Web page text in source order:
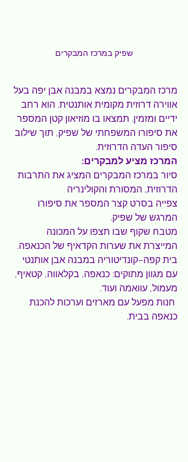
שפיק במרכז המבקרים
מרכז המבקרים נמצא במבנה אבן יפה בעל
אווירה דרוזית מקומית אותנטית. הוא רחב
ידיים ומזמין. תמצאו בו מוזיאון קטן המספר
את סיפורו המשפחתי של שפיק, תוך שילוב
סיפור העדה הדרוזית.
המרכז מציע למבקרים:
סיור במרכז המבקרים המציג את התרבות
הדרוזית, המסורת והקולינריה
צפייה בסרט קצר המספר את סיפורו
המרגש של שפיק.
מטבח שקוף שבו תצפו על המכונה
המייצרת את שערות הקדאיף של הכנאפה.
בית קפה–קונדיטוריה במבנה אבן אותנטי
עם מגוון מתוקים: כנאפה, בקלאווה, קטאיף,
מעמול, עוואמה ועוד.
חנות מפעל עם מארזים וערכות להכנת
כנאפה בבית.